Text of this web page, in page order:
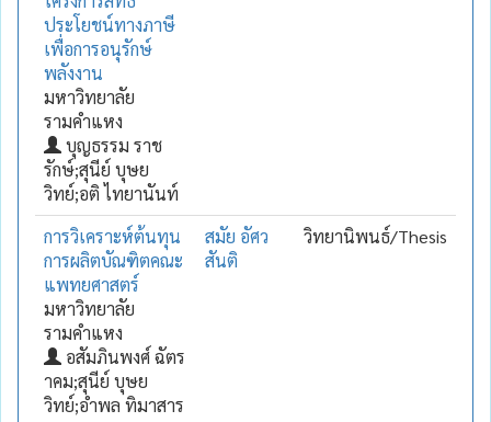
ประโยชน์ทางภาษี
เพื่อการอนุรักษ์
พลังงาน
มหาวิทยาลัย
รามคำแหง
บุญธรรม ราช
รักษ์;สุนีย์ บุษย
วิทย์;อติ ไทยานันท์
การวิเคราะห์ต้นทุน
การผลิตบัณฑิตคณะ
แพทยศาสตร์
มหาวิทยาลัย
รามคำแหง
อสัมภินพงศ์ ฉัตร
าคม;สุนีย์ บุษย
วิทย์;อำพล ทิมาสาร
สมัย อัศว
สันติ
วิทยานิพนธ์/Thesis